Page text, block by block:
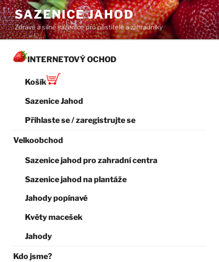
Přejít
k
obsahu
webu
SAZENICE JAHOD
Zdravé a silné sazenice pro pěstitele a zahradníky
INTERNETOVÝ OCHOD
Košík
Sazenice Jahod
Přihlaste se / zaregistrujte se
Velkoobchod
Sazenice jahod pro zahradní centra
Sazenice jahod na plantáže
Jahody popínavé
Květy macešek
Jahody
Kdo jsme?